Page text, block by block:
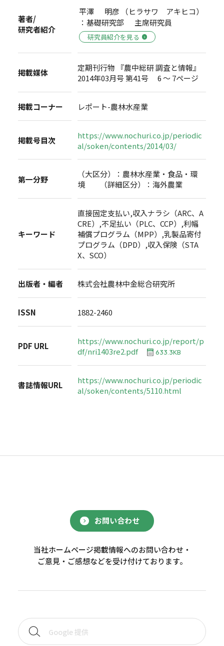
著者/
研究者紹介
平澤 明彦 （ヒラサワ アキヒコ）
：基礎研究部 主席研究員
研究員紹介を見る
掲載媒体
定期刊行物 『農中総研 調査と情報』
2014年03月号 第41号 6 ～ 7ページ
掲載コーナー レポート-農林水産業
掲載号目次
https://www.nochuri.co.jp/periodic
al/soken/contents/2014/03/
第一分野
（大区分）：農林水産業・食品・環
境 （詳細区分）：海外農業
キーワード
直接固定支払い,収入ナラシ（ARC、A
CRE）,不足払い（PLC、CCP）,利幅
補償プログラム（MPP）,乳製品寄付
プログラム（DPD）,収入保険（STA
X、SCO）
出版者・編者 株式会社農林中金総合研究所
ISSN 1882-2460
PDF URL
https://www.nochuri.co.jp/report/p
df/nri1403re2.pdf
633.3KB
書誌情報URL
https://www.nochuri.co.jp/periodic
al/soken/contents/5110.html
お問い合わせ
当社ホームページ掲載情報へのお問い合わせ・
ご意見・ご感想などを受け付けております。